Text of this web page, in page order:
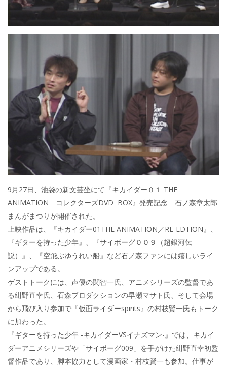
9月27日、池袋の新文芸坐にて『キカイダー０１ THE
ANIMATION コレクターズDVD−BOX』発売記念 石ノ森章太郎
まんがまつりが開催された。
上映作品は、『キカイダー01THE ANIMATION／RE-EDTION』、
『ギターを持った少年』、『サイボーグ００９（超銀河伝
説）』、『空飛ぶゆうれい船』など石ノ森ファンには嬉しいライ
ンアップである。
ゲストトークには、声優の関智一氏、アニメシリーズの監督であ
る紺野直幸氏、石森プロダクションの早瀬マサト氏、そして会場
から飛び入り参加で『仮面ライダーspirits』の村枝賢一氏もトーク
に加わった。
『ギターを持った少年 -キカイダーVSイナズマン-』では、キカイ
ダーアニメシリーズや「サイボーグ009」を手がけた紺野直幸初監
督作品であり、脚本協力として漫画家・村枝賢一も参加。仕事が